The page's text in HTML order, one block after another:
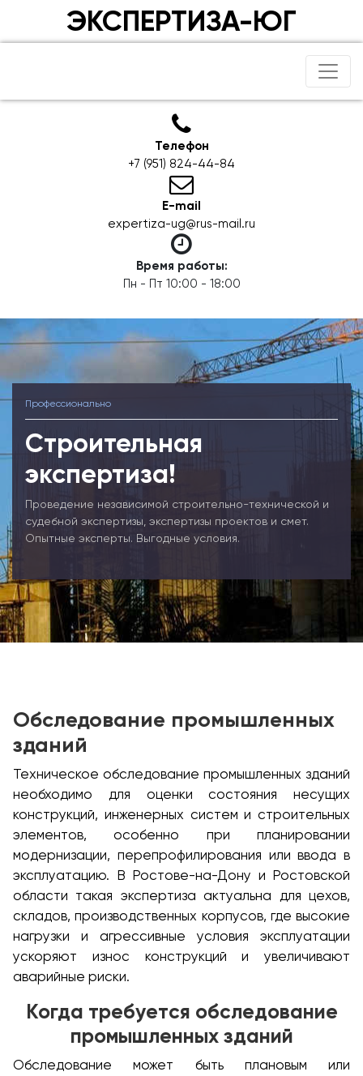
ЭКСПЕРТИЗА-ЮГ
Телефон
+7 (951) 824-44-84
E-mail
expertiza-ug@rus-mail.ru
Время работы:
Пн - Пт 10:00 - 18:00
Профессионально
Строительная
экспертиза!
Проведение независимой строительно-технической и
судебной экспертизы, экспертизы проектов и смет.
Опытные эксперты. Выгодные условия.
Обследование промышленных
зданий
Техническое обследование промышленных зданий
необходимо для оценки состояния несущих
конструкций, инженерных систем и строительных
элементов, особенно при планировании
модернизации, перепрофилирования или ввода в
эксплуатацию. В Ростове-на-Дону и Ростовской
области такая экспертиза актуальна для цехов,
складов, производственных корпусов, где высокие
нагрузки и агрессивные условия эксплуатации
ускоряют износ конструкций и увеличивают
аварийные риски.
Когда требуется обследование
промышленных зданий
Обследование может быть плановым или